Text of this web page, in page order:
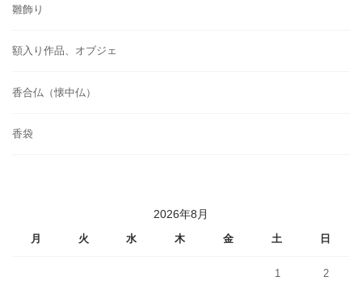
雛飾り
額入り作品、オブジェ
香合仏（懐中仏）
香袋
2026年8月
月 火 水 木 金 土 日
1
2